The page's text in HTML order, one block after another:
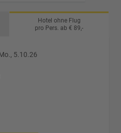
Hotel ohne Flug
pro Pers. ab € 89,-
5.10.26